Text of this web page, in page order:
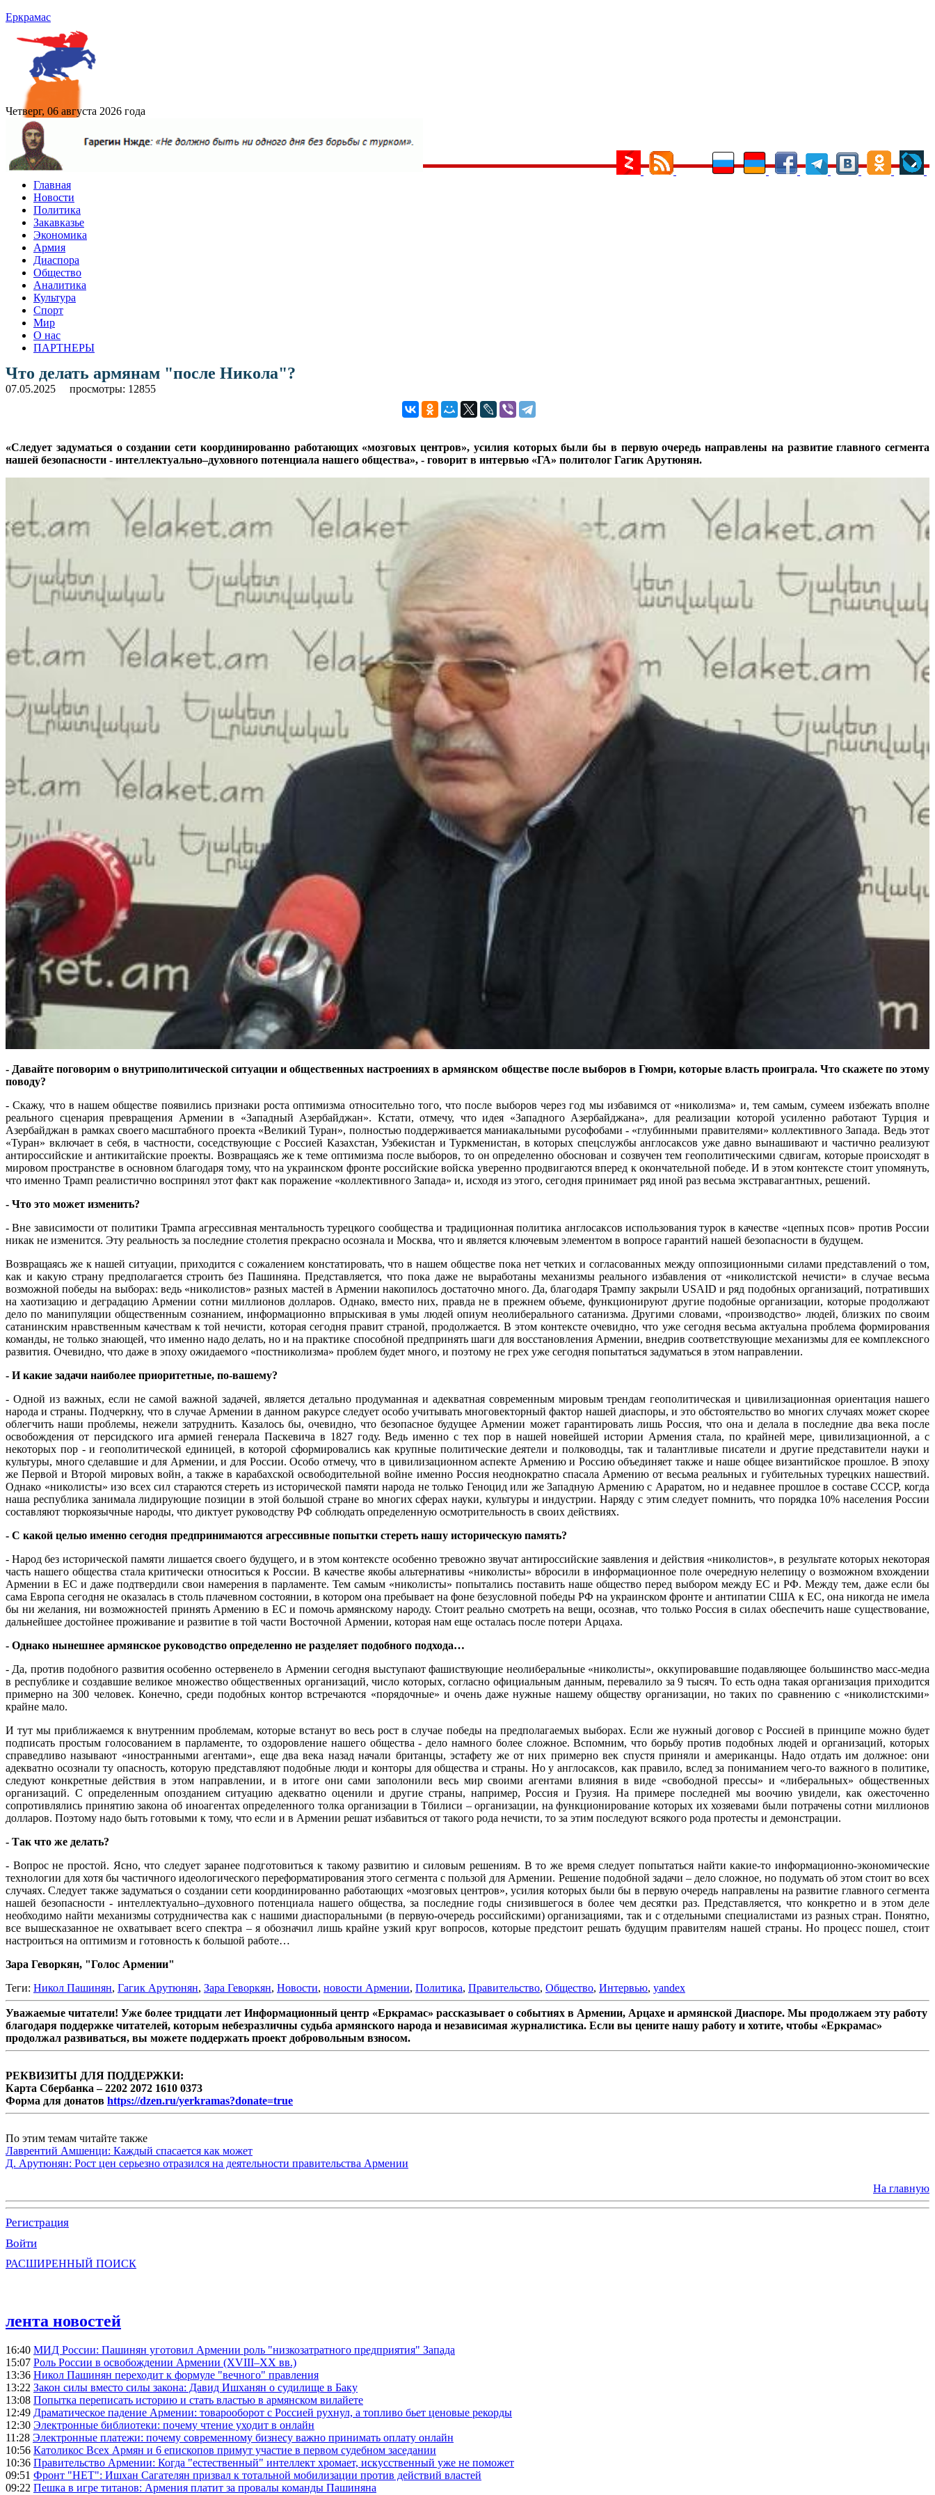
Еркрамас
Четверг, 06 августа 2026 года
Главная
Новости
Политика
Закавказье
Экономика
Армия
Диаспора
Общество
Аналитика
Культура
Спорт
Мир
О нас
ПАРТНЕРЫ
Что делать армянам "после Никола"?
07.05.2025 просмотры: 12855
«Следует задуматься о создании сети координированно работающих «мозговых центров», усилия которых были бы в первую очередь направлены на развитие главного сегмента
нашей безопасности - интеллектуально–духовного потенциала нашего общества», - говорит в интервью «ГА» политолог Гагик Арутюнян.
- Давайте поговорим о внутриполитической ситуации и общественных настроениях в армянском обществе после выборов в Гюмри, которые власть проиграла. Что скажете по этому
поводу?
- Скажу, что в нашем обществе появились признаки роста оптимизма относительно того, что после выборов через год мы избавимся от «николизма» и, тем самым, сумеем избежать вполне
реального сценария превращения Армении в «Западный Азербайджан». Кстати, отмечу, что идея «Западного Азербайджана», для реализации которой усиленно работают Турция и
Азербайджан в рамках своего масштабного проекта «Великий Туран», полностью поддерживается маниакальными русофобами - «глубинными правителями» коллективного Запада. Ведь этот
«Туран» включает в себя, в частности, соседствующие с Россией Казахстан, Узбекистан и Туркменистан, в которых спецслужбы англосаксов уже давно вынашивают и частично реализуют
антироссийские и антикитайские проекты. Возвращаясь же к теме оптимизма после выборов, то он определенно обоснован и созвучен тем геополитическими сдвигам, которые происходят в
мировом пространстве в основном благодаря тому, что на украинском фронте российские войска уверенно продвигаются вперед к окончательной победе. И в этом контексте стоит упомянуть,
что именно Трамп реалистично воспринял этот факт как поражение «коллективного Запада» и, исходя из этого, сегодня принимает ряд иной раз весьма экстравагантных, решений.
- Что это может изменить?
- Вне зависимости от политики Трампа агрессивная ментальность турецкого сообщества и традиционная политика англосаксов использования турок в качестве «цепных псов» против России
никак не изменится. Эту реальность за последние столетия прекрасно осознала и Москва, что и является ключевым элементом в вопросе гарантий нашей безопасности в будущем.
Возвращаясь же к нашей ситуации, приходится с сожалением констатировать, что в нашем обществе пока нет четких и согласованных между оппозиционными силами представлений о том,
как и какую страну предполагается строить без Пашиняна. Представляется, что пока даже не выработаны механизмы реального избавления от «николистской нечисти» в случае весьма
возможной победы на выборах: ведь «николистов» разных мастей в Армении накопилось достаточно много. Да, благодаря Трампу закрыли USAID и ряд подобных организаций, потративших
на хаотизацию и деградацию Армении сотни миллионов долларов. Однако, вместо них, правда не в прежнем объеме, функционируют другие подобные организации, которые продолжают
дело по манипуляции общественным сознанием, информационно впрыскивая в умы людей опиум неолиберального сатанизма. Другими словами, «производство» людей, близких по своим
сатанинским нравственным качествам к той нечисти, которая сегодня правит страной, продолжается. В этом контексте очевидно, что уже сегодня весьма актуальна проблема формирования
команды, не только знающей, что именно надо делать, но и на практике способной предпринять шаги для восстановления Армении, внедрив соответствующие механизмы для ее комплексного
развития. Очевидно, что даже в эпоху ожидаемого «постниколизма» проблем будет много, и поэтому не грех уже сегодня попытаться задуматься в этом направлении.
- И какие задачи наиболее приоритетные, по-вашему?
- Одной из важных, если не самой важной задачей, является детально продуманная и адекватная современным мировым трендам геополитическая и цивилизационная ориентация нашего
народа и страны. Подчеркну, что в случае Армении в данном ракурсе следует особо учитывать многовекторный фактор нашей диаспоры, и это обстоятельство во многих случаях может скорее
облегчить наши проблемы, нежели затруднить. Казалось бы, очевидно, что безопасное будущее Армении может гарантировать лишь Россия, что она и делала в последние два века после
освобождения от персидского ига армией генерала Паскевича в 1827 году. Ведь именно с тех пор в нашей новейшей истории Армения стала, по крайней мере, цивилизационной, а с
некоторых пор - и геополитической единицей, в которой сформировались как крупные политические деятели и полководцы, так и талантливые писатели и другие представители науки и
культуры, много сделавшие и для Армении, и для России. Особо отмечу, что в цивилизационном аспекте Армению и Россию объединяет также и наше общее византийское прошлое. В эпоху
же Первой и Второй мировых войн, а также в карабахской освободительной войне именно Россия неоднократно спасала Армению от весьма реальных и губительных турецких нашествий.
Однако «николисты» изо всех сил стараются стереть из исторической памяти народа не только Геноцид или же Западную Армению с Араратом, но и недавнее прошлое в составе СССР, когда
наша республика занимала лидирующие позиции в этой большой стране во многих сферах науки, культуры и индустрии. Наряду с этим следует помнить, что порядка 10% населения России
составляют тюркоязычные народы, что диктует руководству РФ соблюдать определенную осмотрительность в своих действиях.
- С какой целью именно сегодня предпринимаются агрессивные попытки стереть нашу историческую память?
- Народ без исторической памяти лишается своего будущего, и в этом контексте особенно тревожно звучат антироссийские заявления и действия «николистов», в результате которых некоторая
часть нашего общества стала критически относиться к России. В качестве якобы альтернативы «николисты» вбросили в информационное поле очередную нелепицу о возможном вхождении
Армении в ЕС и даже подтвердили свои намерения в парламенте. Тем самым «николисты» попытались поставить наше общество перед выбором между ЕС и РФ. Между тем, даже если бы
сама Европа сегодня не оказалась в столь плачевном состоянии, в котором она пребывает на фоне безусловной победы РФ на украинском фронте и антипатии США к ЕС, она никогда не имела
бы ни желания, ни возможностей принять Армению в ЕС и помочь армянскому народу. Стоит реально смотреть на вещи, осознав, что только Россия в силах обеспечить наше существование,
дальнейшее достойнее проживание и развитие в той части Восточной Армении, которая нам еще осталась после потери Арцаха.
- Однако нынешнее армянское руководство определенно не разделяет подобного подхода…
- Да, против подобного развития особенно остервенело в Армении сегодня выступают фашиствующие неолиберальные «николисты», оккупировавшие подавляющее большинство масс-медиа
в республике и создавшие великое множество общественных организаций, число которых, согласно официальным данным, перевалило за 9 тысяч. То есть одна такая организация приходится
примерно на 300 человек. Конечно, среди подобных контор встречаются «порядочные» и очень даже нужные нашему обществу организации, но таких по сравнению с «николистскими»
крайне мало.
И тут мы приближаемся к внутренним проблемам, которые встанут во весь рост в случае победы на предполагаемых выборах. Если же нужный договор с Россией в принципе можно будет
подписать простым голосованием в парламенте, то оздоровление нашего общества - дело намного более сложное. Вспомним, что борьбу против подобных людей и организаций, которых
справедливо называют «иностранными агентами», еще два века назад начали британцы, эстафету же от них примерно век спустя приняли и американцы. Надо отдать им должное: они
адекватно осознали ту опасность, которую представляют подобные люди и конторы для общества и страны. Но у англосаксов, как правило, вслед за пониманием чего-то важного в политике,
следуют конкретные действия в этом направлении, и в итоге они сами заполонили весь мир своими агентами влияния в виде «свободной прессы» и «либеральных» общественных
организаций. С определенным опозданием ситуацию адекватно оценили и другие страны, например, Россия и Грузия. На примере последней мы воочию увидели, как ожесточенно
сопротивлялись принятию закона об иноагентах определенного толка организации в Тбилиси – организации, на функционирование которых их хозяевами были потрачены сотни миллионов
долларов. Поэтому надо быть готовыми к тому, что если и в Армении решат избавиться от такого рода нечисти, то за этим последуют всякого рода протесты и демонстрации.
- Так что же делать?
- Вопрос не простой. Ясно, что следует заранее подготовиться к такому развитию и силовым решениям. В то же время следует попытаться найти какие-то информационно-экономические
технологии для хотя бы частичного идеологического переформатирования этого сегмента с пользой для Армении. Решение подобной задачи – дело сложное, но подумать об этом стоит во всех
случаях. Следует также задуматься о создании сети координированно работающих «мозговых центров», усилия которых были бы в первую очередь направлены на развитие главного сегмента
нашей безопасности - интеллектуально–духовного потенциала нашего общества, за последние годы снизившегося в более чем десятки раз. Представляется, что конкретно и в этом деле
необходимо найти механизмы сотрудничества как с нашими диаспоральными (в первую-очередь российскими) организациями, так и с отдельными специалистами из разных стран. Понятно,
все вышесказанное не охватывает всего спектра – я обозначил лишь крайне узкий круг вопросов, которые предстоит решать будущим правителям нашей страны. Но процесс пошел, стоит
настроиться на оптимизм и готовность к большой работе…
Зара Геворкян, "Голос Армении"
Теги: Никол Пашинян, Гагик Арутюнян, Зара Геворкян, Новости, новости Армении, Политика, Правительство, Общество, Интервью, yandex
Уважаемые читатели! Уже более тридцати лет Информационный центр «Еркрамас» рассказывает о событиях в Армении, Арцахе и армянской Диаспоре. Мы продолжаем эту работу
благодаря поддержке читателей, которым небезразличны судьба армянского народа и независимая журналистика. Если вы цените нашу работу и хотите, чтобы «Еркрамас»
продолжал развиваться, вы можете поддержать проект добровольным взносом.
РЕКВИЗИТЫ ДЛЯ ПОДДЕРЖКИ:
Карта Сбербанка – 2202 2072 1610 0373
Форма для донатов https://dzen.ru/yerkramas?donate=true
По этим темам читайте также
Лаврентий Амшенци: Каждый спасается как может
Д. Арутюнян: Рост цен серьезно отразился на деятельности правительства Армении
На главную
Регистрация
Войти
РАСШИРЕННЫЙ ПОИСК
лента новостей
16:40 МИД России: Пашинян уготовил Армении роль "низкозатратного предприятия" Запада
15:07 Роль России в освобождении Армении (XVIII–XX вв.)
13:36 Никол Пашинян переходит к формуле "вечного" правления
13:22 Закон силы вместо силы закона: Давид Ишханян о судилище в Баку
13:08 Попытка переписать историю и стать властью в армянском вилайете
12:49 Драматическое падение Армении: товарооборот с Россией рухнул, а топливо бьет ценовые рекорды
12:30 Электронные библиотеки: почему чтение уходит в онлайн
11:28 Электронные платежи: почему современному бизнесу важно принимать оплату онлайн
10:56 Католикос Всех Армян и 6 епископов примут участие в первом судебном заседании
10:36 Правительство Армении: Когда "естественный" интеллект хромает, искусственный уже не поможет
09:51 Фронт "НЕТ": Ишхан Сагателян призвал к тотальной мобилизации против действий властей
09:22 Пешка в игре титанов: Армения платит за провалы команды Пашиняна